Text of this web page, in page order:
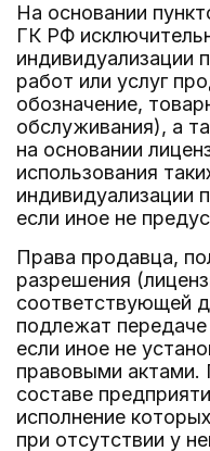
На основании
ГК РФ
индивидуализации
работ или услуг
обозначение,
обслуживания), а
на основании
использования
индивидуализации
если иное не
Права продавца,
разрешения
соответствующей
подлежат
если иное не
правовыми актами.
составе
исполнение
при отсутствии у